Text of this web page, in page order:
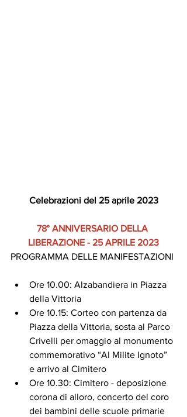
Celebrazioni del 25 aprile 2023
78° ANNIVERSARIO DELLA
LIBERAZIONE - 25 APRILE 2023
PROGRAMMA DELLE MANIFESTAZIONI
Ore 10.00: Alzabandiera in Piazza
della Vittoria
Ore 10.15: Corteo con partenza da
Piazza della Vittoria, sosta al Parco
Crivelli per omaggio al monumento
commemorativo “Al Milite Ignoto”
e arrivo al Cimitero
Ore 10.30: Cimitero - deposizione
corona di alloro, concerto del coro
dei bambini delle scuole primarie